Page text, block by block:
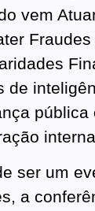
vem
Fraudes
de
pública
ser um
a